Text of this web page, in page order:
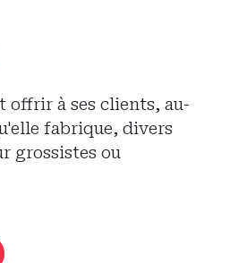
offrir à ses clients, au-
fabrique, divers
grossistes ou